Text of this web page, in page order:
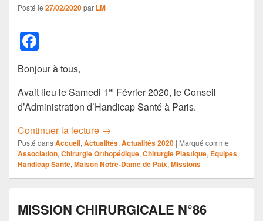
Posté le 27/02/2020par LM
a
c
e
b
o
o
k
Bonjour à tous,
Avait lieu le Samedi 1 erFévrier 2020, le Conseil
d’Administration d’Handicap Santé à Paris.
Continuer la lecture Conseil d’Administration d’Handicap
→
Posté dansAccueil, Actualités, Actualités 2020 | Marqué comme
Association, Chirurgie Orthopédique, Chirurgie Plastique, Equipes,
Handicap Sante, Maison Notre-Dame de Paix, Missions
MISSION CHIRURGICALE N°86